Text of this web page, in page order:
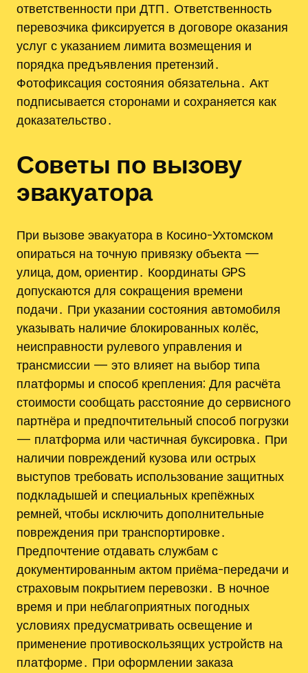
ответственности при ДТП․ Ответственность
перевозчика фиксируется в договоре оказания
услуг с указанием лимита возмещения и
порядка предъявления претензий․
Фотофиксация состояния обязательна․ Акт
подписывается сторонами и сохраняется как
доказательство․
Советы по вызову
эвакуатора
При вызове эвакуатора в Косино-Ухтомском
опираться на точную привязку объекта —
улица, дом, ориентир․ Координаты GPS
допускаются для сокращения времени
подачи․ При указании состояния автомобиля
указывать наличие блокированных колёс,
неисправности рулевого управления и
трансмиссии — это влияет на выбор типа
платформы и способ крепления; Для расчёта
стоимости сообщать расстояние до сервисного
партнёра и предпочтительный способ погрузки
— платформа или частичная буксировка․ При
наличии повреждений кузова или острых
выступов требовать использование защитных
подкладышей и специальных крепёжных
ремней, чтобы исключить дополнительные
повреждения при транспортировке․
Предпочтение отдавать службам с
документированным актом приёма-передачи и
страховым покрытием перевозки․ В ночное
время и при неблагоприятных погодных
условиях предусматривать освещение и
применение противоскользящих устройств на
платформе․ При оформлении заказа